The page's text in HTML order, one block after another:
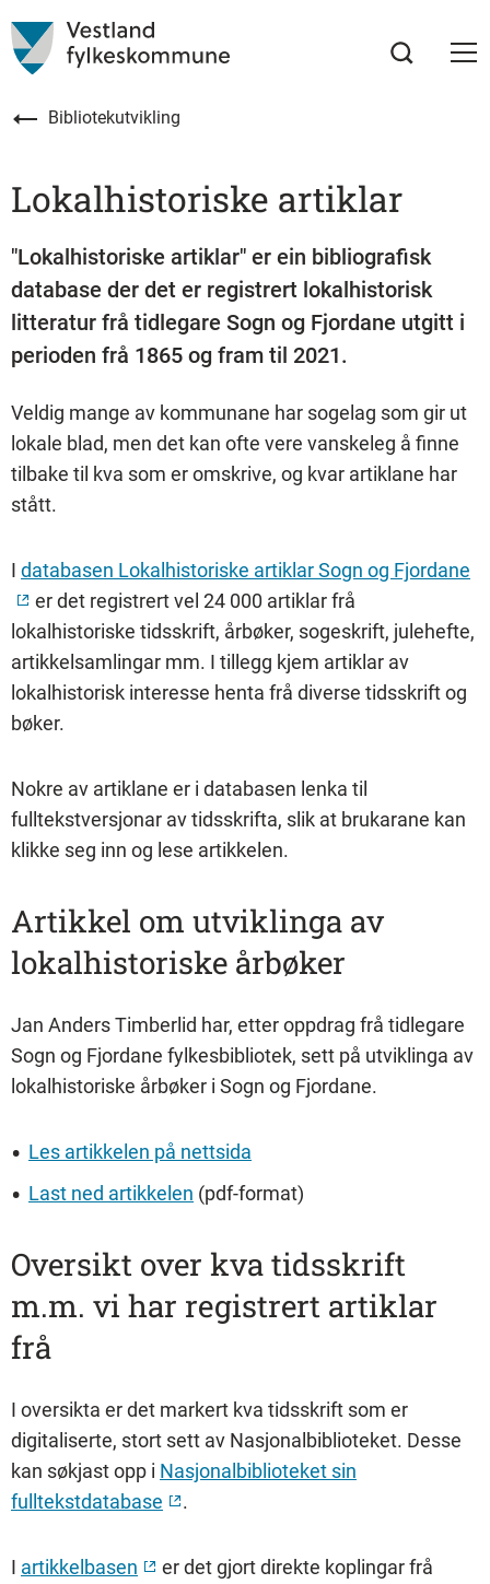
Bibliotekutvikling
Lokalhistoriske artiklar
"Lokalhistoriske artiklar" er ein bibliografisk
database der det er registrert lokalhistorisk
litteratur frå tidlegare Sogn og Fjordane utgitt i
perioden frå 1865 og fram til 2021.
Veldig mange av kommunane har sogelag som gir ut
lokale blad, men det kan ofte vere vanskeleg å finne
tilbake til kva som er omskrive, og kvar artiklane har
stått.
I databasen Lokalhistoriske artiklar Sogn og Fjordane
er det registrert vel 24 000 artiklar frå
lokalhistoriske tidsskrift, årbøker, sogeskrift, julehefte,
artikkelsamlingar mm. I tillegg kjem artiklar av
lokalhistorisk interesse henta frå diverse tidsskrift og
bøker.
Nokre av artiklane er i databasen lenka til
fulltekstversjonar av tidsskrifta, slik at brukarane kan
klikke seg inn og lese artikkelen.
Artikkel om utviklinga av
lokalhistoriske årbøker
Jan Anders Timberlid har, etter oppdrag frå tidlegare
Sogn og Fjordane fylkesbibliotek, sett på utviklinga av
lokalhistoriske årbøker i Sogn og Fjordane.
Les artikkelen på nettsida
Last ned artikkelen (pdf-format)
Oversikt over kva tidsskrift
m.m. vi har registrert artiklar
frå
I oversikta er det markert kva tidsskrift som er
digitaliserte, stort sett av Nasjonalbiblioteket. Desse
kan søkjast opp i Nasjonalbiblioteket sin
fulltekstdatabase
.
I artikkelbasen
er det gjort direkte koplingar frå